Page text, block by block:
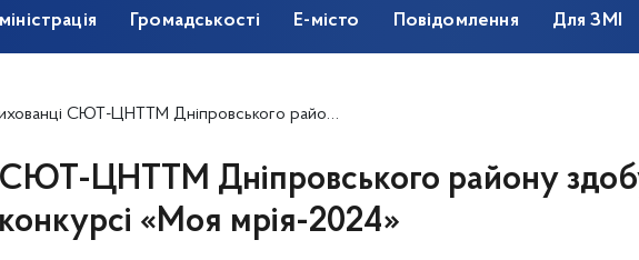
Громадськості Е-місто Повідомлення Для ЗМІ
СЮТ-ЦНТТМ Дніпровського району здобули 1 та 2 місця на конкурсі «Моя мрія-2024»
СЮТ-ЦНТТМ Дніпровського району
«Моя мрія-2024»